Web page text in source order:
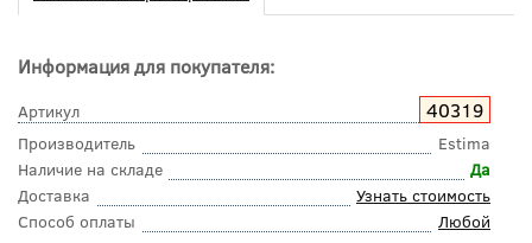
Информация для покупателя:
Артикул 40319
Производитель
Estima
Наличие на складе
Да
Доставка
Узнать стоимость
Способ оплаты
Любой